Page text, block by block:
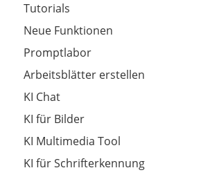
Tutorials
Neue Funktionen
Promptlabor
Arbeitsblätter erstellen
KI Chat
KI für Bilder
KI Multimedia Tool
KI für Schrifterkennung